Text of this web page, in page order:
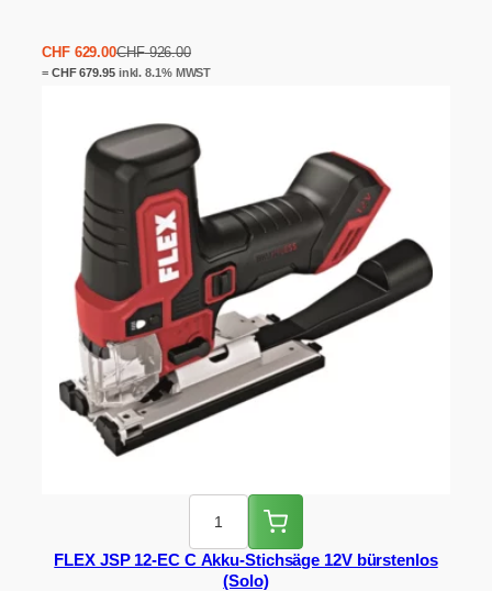
CHF926.00
Ursprünglicher
Preis
CHF629.00
Aktueller
Preis
= CHF679.95inkl. 8.1% MWST
FLEX JSP 12-EC C Akku-Stichsäge 12V bürstenlos
(Solo)